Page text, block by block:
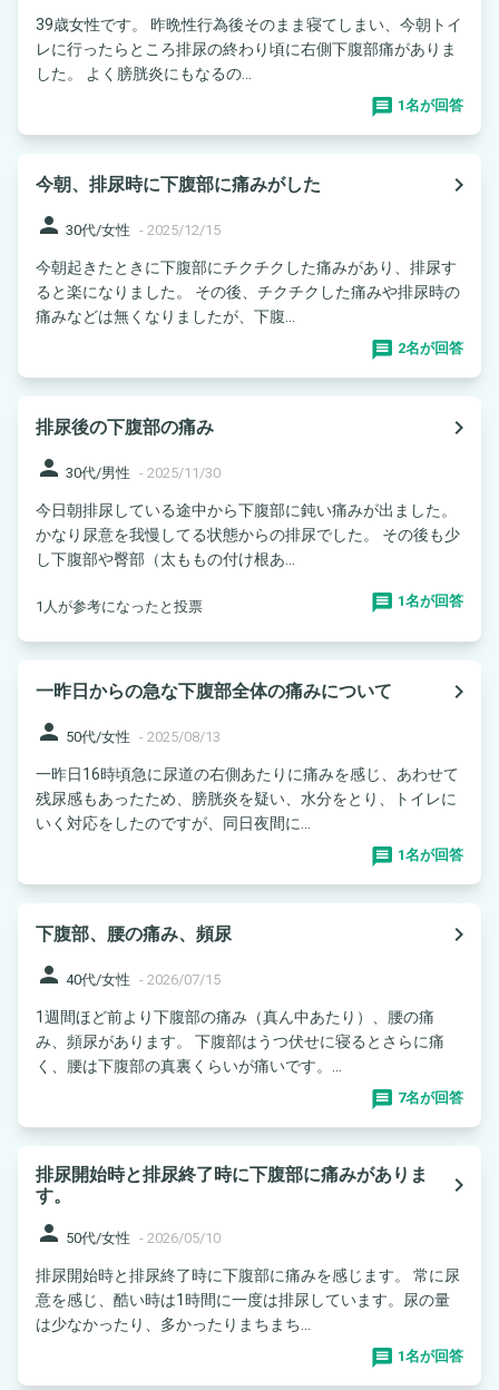
39歳女性です。 昨晩性行為後そのまま寝てしまい、今朝トイ
レに行ったらところ排尿の終わり頃に右側下腹部痛がありま
した。 よく膀胱炎にもなるの...
1名が回答
今朝、排尿時に下腹部に痛みがした
navigate_next
person 30代/女性 - 2025/12/15
今朝起きたときに下腹部にチクチクした痛みがあり、排尿す
ると楽になりました。 その後、チクチクした痛みや排尿時の
痛みなどは無くなりましたが、下腹...
2名が回答
排尿後の下腹部の痛み
navigate_next
person 30代/男性 - 2025/11/30
今日朝排尿している途中から下腹部に鈍い痛みが出ました。
かなり尿意を我慢してる状態からの排尿でした。 その後も少
し下腹部や臀部（太ももの付け根あ...
1人が参考になったと投票 1名が回答
一昨日からの急な下腹部全体の痛みについて
navigate_next
person 50代/女性 - 2025/08/13
一昨日16時頃急に尿道の右側あたりに痛みを感じ、あわせて
残尿感もあったため、膀胱炎を疑い、水分をとり、トイレに
いく対応をしたのですが、同日夜間に...
1名が回答
下腹部、腰の痛み、頻尿
navigate_next
person 40代/女性 - 2026/07/15
1週間ほど前より下腹部の痛み（真ん中あたり）、腰の痛
み、頻尿があります。 下腹部はうつ伏せに寝るとさらに痛
く、腰は下腹部の真裏くらいが痛いです。...
7名が回答
排尿開始時と排尿終了時に下腹部に痛みがありま
す。
navigate_next
person 50代/女性 - 2026/05/10
排尿開始時と排尿終了時に下腹部に痛みを感じます。 常に尿
意を感じ、酷い時は1時間に一度は排尿しています。尿の量
は少なかったり、多かったりまちまち...
1名が回答